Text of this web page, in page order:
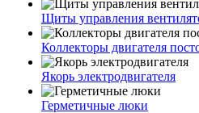
Щиты управления
Коллекторы двигателя
Якорь электродвигателя
Герметичные люки